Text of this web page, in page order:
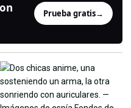
Prueba gratis→